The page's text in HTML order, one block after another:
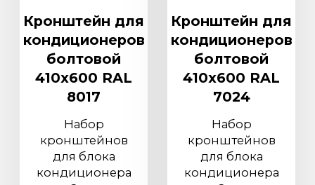
Кронштейн для
кондиционеров
болтовой
410х600 RAL
8017
Набор
кронштейнов
для блока
кондиционера
Кронштейн для
кондиционеров
болтовой
410х600 RAL
7024
Набор
кронштейнов
для блока
кондиционера